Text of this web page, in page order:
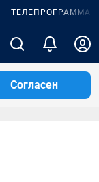
ТЕЛЕПРОГРАММА
Согласен